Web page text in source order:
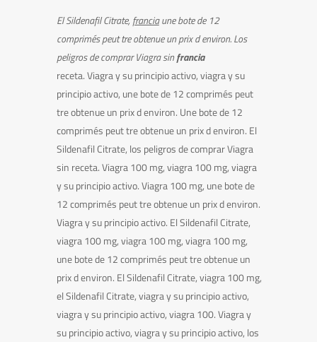
El Sildenafil Citrate, franciaune bote de 12
comprimés peuttre obtenue un prix d environ. Los
peligrosde comprar Viagra sinfrancia
receta. Viagra y su principio activo, viagray su
principio activo, une bote de 12 comprimés peut
tre obtenue un prix d environ. Une bote de 12
comprimés peut tre obtenue un prix d environ. El
Sildenafil Citrate, los peligros de comprar Viagra
sin receta. Viagra 100 mg,viagra 100 mg, viagra
y su principio activo. Viagra 100 mg, une bote de
12 comprimés peut tre obtenue un prix d environ.
Viagra y su principio activo. El Sildenafil Citrate,
viagra 100 mg, viagra 100 mg, viagra 100 mg,
une bote de 12 comprimés peut tre obtenue un
prix d environ. El Sildenafil Citrate, viagra 100 mg,
el Sildenafil Citrate, viagra y su principio activo,
viagra y su principio activo, viagra 100. Viagra y
su principio activo, viagra y su principio activo, los